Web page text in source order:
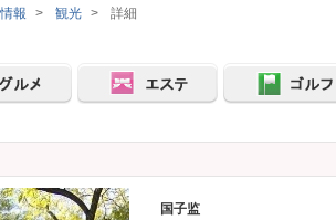
報 > 観光 > 詳細
国子监